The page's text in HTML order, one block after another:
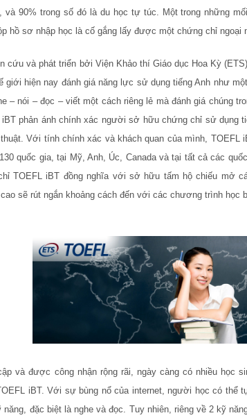
và 90% trong số đó là du học tự túc. Một trong những
hồ sơ nhập học là cố gắng lấy được một chứng chỉ ngoại
cứu và phát triển bởi Viện Khảo thí Giáo dục Hoa Kỳ
giới hiện nay đánh giá năng lực sử dụng tiếng Anh như
– nói – đọc – viết một cách riêng lẻ mà đánh giá chúng
iBT phản ánh chính xác người sở hữu chứng chỉ sử dụng
Với tính chính xác và khách quan của mình, TOEFL
quốc gia, tại Mỹ, Anh, Úc, Canada và tại tất cả các
TOEFL iBT đồng nghĩa với sở hữu tấm hộ chiếu mở
sẽ rút ngắn khoảng cách đến với các chương trình học
và được công nhận rộng rãi, ngày càng có nhiều học
iBT. Với sự bùng nổ của internet, người học có thể
năng, đặc biệt là nghe và đọc. Tuy nhiên, riêng về 2 kỹ